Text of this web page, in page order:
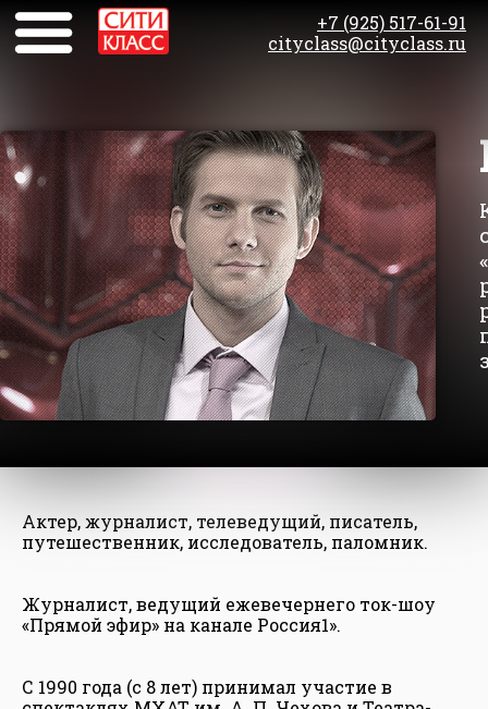
+7 (925) 517-61-91
cityclass@cityclass.ru
Актер, журналист, телеведущий, писатель,
путешественник, исследователь, паломник.
Журналист, ведущий ежевечернего ток-шоу
«Прямой эфир» на канале Россия1».
С 1990 года (с 8 лет) принимал участие в